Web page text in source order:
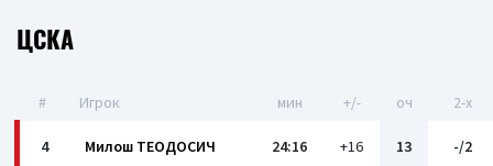
ЦСКА
# Игрок мин +/- оч 2-x
4 Милош ТЕОДОСИЧ 24:16 +16 13 -/2